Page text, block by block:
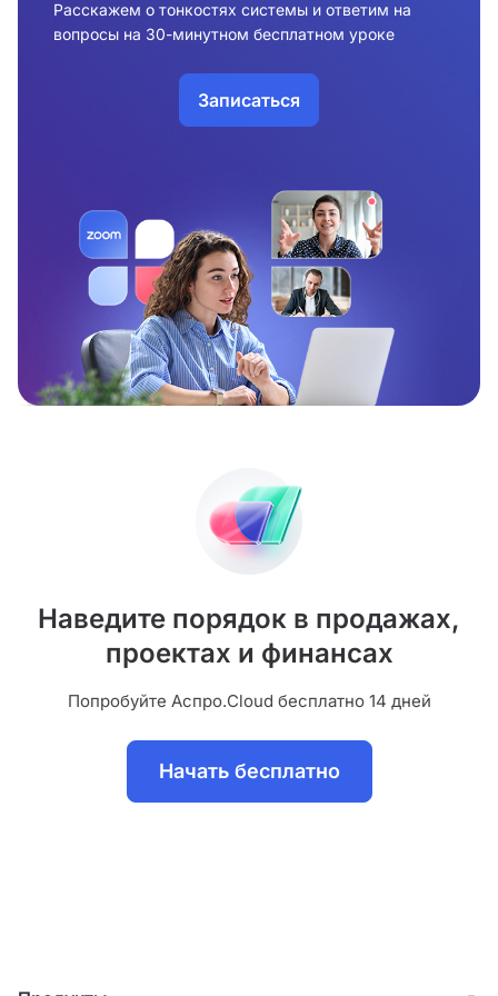
Расскажем о тонкостях системы и ответим на
вопросы на 30-минутном бесплатном уроке
Записаться
Наведите порядок в продажах,
проектах и финансах
Попробуйте Аспро.Cloud бесплатно 14 дней
Начать бесплатно